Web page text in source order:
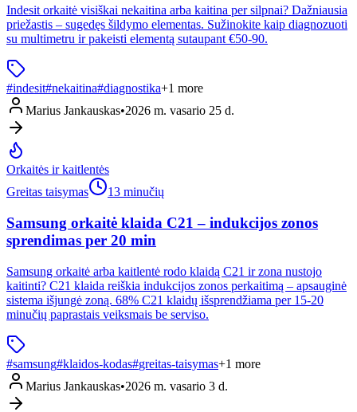
Indesit orkaitė visiškai nekaitina arba kaitina per silpnai? Dažniausia
priežastis – sugedęs šildymo elementas. Sužinokite kaip diagnozuoti
su multimetru ir pakeisti elementą sutaupant €50-90.
#indesit#nekaitina#diagnostika+1 more
Marius Jankauskas•2026 m. vasario 25 d.
Orkaitės ir kaitlentės
Greitas taisymas
13 minučių
Samsung orkaitė klaida C21 – indukcijos zonos
sprendimas per 20 min
Samsung orkaitė arba kaitlentė rodo klaidą C21 ir zona nustojo
kaitinti? C21 klaida reiškia indukcijos zonos perkaitimą – apsauginė
sistema išjungė zoną. 68% C21 klaidų išsprendžiama per 15-20
minučių paprastais veiksmais be serviso.
#samsung#klaidos-kodas#greitas-taisymas+1 more
Marius Jankauskas•2026 m. vasario 3 d.